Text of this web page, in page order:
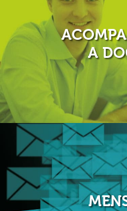
A
Realiza un control
evaluación al cuerpo
tiempo, la calidad de la